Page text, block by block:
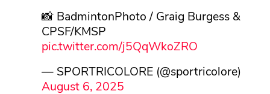
📸 BadmintonPhoto / Graig Burgess &
CPSF/KMSP
pic.twitter.com/j5QqWkoZRO
— SPORTRICOLORE (@sportricolore)
August 6, 2025